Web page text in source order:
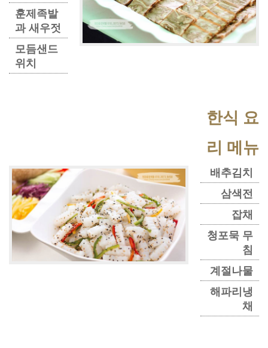
훈제족발
과 새우젓
모듬샌드
위치
한식 요
리 메뉴
배추김치
삼색전
잡채
청포묵 무
침
계절나물
해파리냉
채